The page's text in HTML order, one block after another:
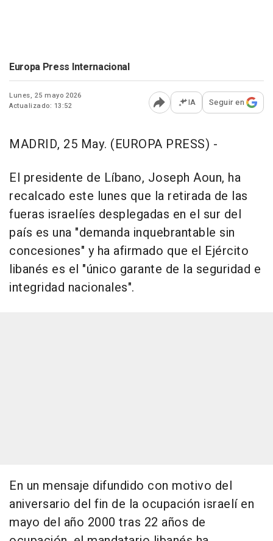
Europa Press Internacional
Lunes, 25 mayo 2026
Actualizado: 13:52
Abrir opciones para
IA Seguir en
MADRID, 25 May. (EUROPA PRESS) -
El presidente de Líbano, Joseph Aoun, ha
recalcado este lunes que la retirada de las
fueras israelíes desplegadas en el sur del
país es una "demanda inquebrantable sin
concesiones" y ha afirmado que el Ejército
libanés es el "único garante de la seguridad e
integridad nacionales".
En un mensaje difundido con motivo del
aniversario del fin de la ocupación israelí en
mayo del año 2000 tras 22 años de